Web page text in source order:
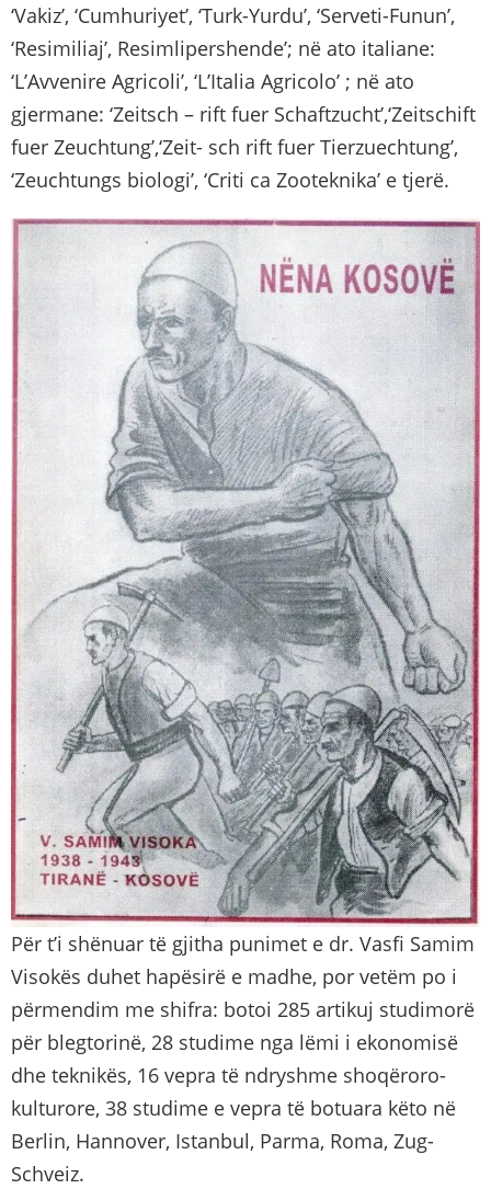
‘Vakiz’, ‘Cumhuriyet’, ‘Turk-Yurdu’, ‘Serveti-Funun’,
‘Resimiliaj’, Resimlipershende’; në ato italiane:
‘L’Avvenire Agricoli’, ‘L’Italia Agricolo’ ; në ato
gjermane: ‘Zeitsch – rift fuer Schaftzucht’,‘Zeitschift
fuer Zeuchtung’,‘Zeit- sch rift fuer Tierzuechtung’,
‘Zeuchtungs biologi’, ‘Criti ca Zooteknika’ e tjerë.
Për t’i shënuar të gjitha punimet e dr. Vasfi Samim
Visokës duhet hapësirë e madhe, por vetëm po i
përmendim me shifra: botoi 285 artikuj studimorë
për blegtorinë, 28 studime nga lëmi i ekonomisë
dhe teknikës, 16 vepra të ndryshme shoqëroro-
kulturore, 38 studime e vepra të botuara këto në
Berlin, Hannover, Istanbul, Parma, Roma, Zug-
Schveiz.